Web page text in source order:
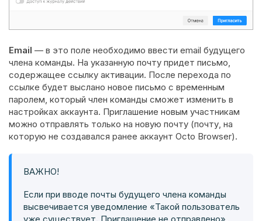
Email — в это поле необходимо ввести email будущего
члена команды. На указанную почту придет письмо,
содержащее ссылку активации. После перехода по
ссылке будет выслано новое письмо с временным
паролем, который член команды сможет изменить в
настройках аккаунта. Приглашение новым участникам
можно отправлять только на новую почту (почту, на
которую не создавался ранее аккаунт Octo Browser).
ВАЖНО!
Если при вводе почты будущего члена команды
высвечивается уведомление «Такой пользователь